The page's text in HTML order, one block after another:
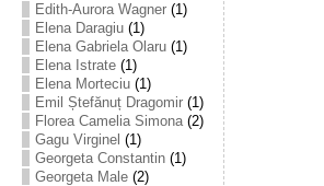
Edith-Aurora Wagner(1)
Elena Daragiu(1)
Elena Gabriela Olaru(1)
Elena Istrate(1)
Elena Morteciu(1)
Emil Ștefănuț Dragomir(1)
Florea Camelia Simona(2)
Gagu Virginel (1)
Georgeta Constantin(1)
Georgeta Male(2)